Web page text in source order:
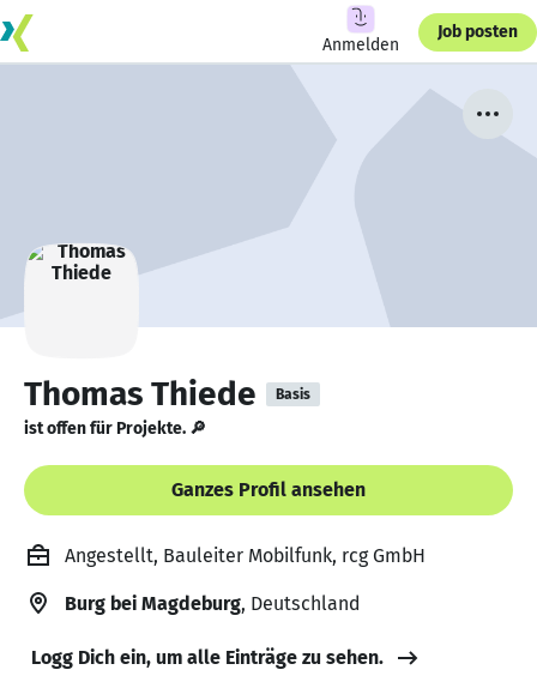
Anmelden
Job posten
Thomas Thiede Basis
ist offen für Projekte. 🔎
Ganzes Profil ansehen
Angestellt, Bauleiter Mobilfunk, rcg GmbH
Burg bei Magdeburg, Deutschland
Logg Dich ein, um alle Einträge zu sehen.